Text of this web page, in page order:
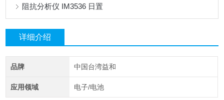
阻抗分析仪 IM3536 日置
详细介绍
品牌 中国台湾益和
应用领域 电子/电池